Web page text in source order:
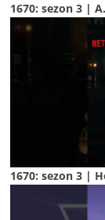
1670: sezon 3 |
1670: sezon 3 |